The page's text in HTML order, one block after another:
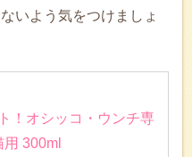
いよう気をつけましょ
！オシッコ・ウンチ専
300ml